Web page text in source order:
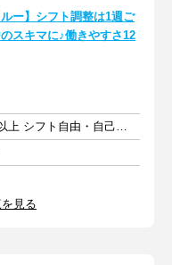
ルー】シフト調整は1週ご
スキマに♪働きやすさ12
週2日以上 1日2時間以上 シフト自由・自己申告
見る